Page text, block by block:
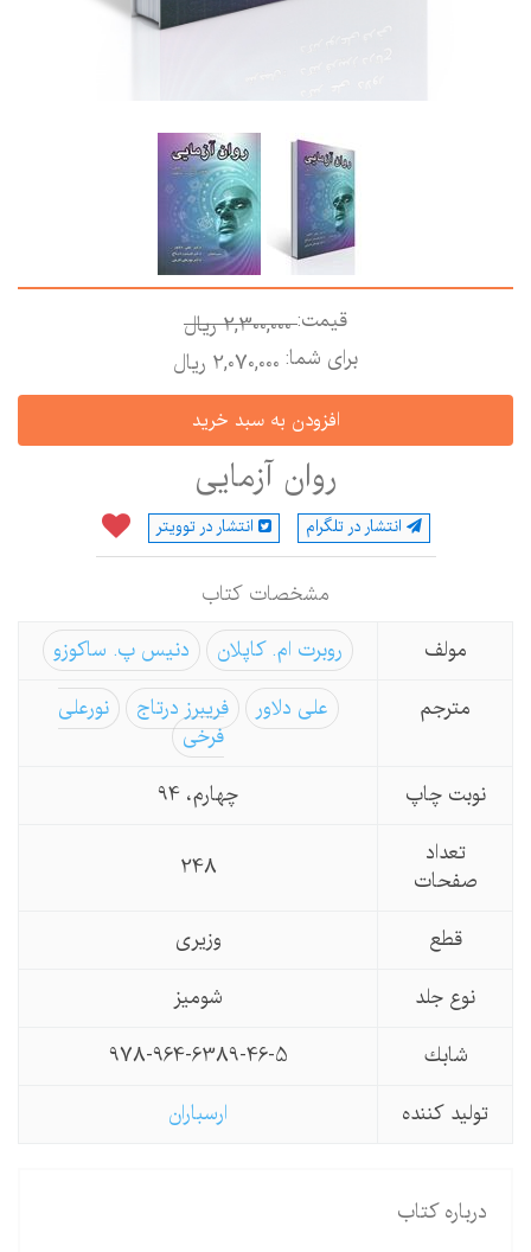
قیمت:2,300,000 ريال
برای شما:2,070,000 ريال
روان آزمایی
انتشار در تلگرام انتشار در توویتر
مشخصات كتاب
مولف
روبرت ام. کاپلان
دنیس پ. ساکوزو
مترجم
علی دلاور فریبرز درتاج
نورعلی
فرخی
نوبت چاپ
چهارم، 94
تعداد
صفحات
248
قطع
وزیری
نوع جلد
شومیز
شابك
978-964-6389-46-5
تولید كننده
ارسباران
درباره کتاب